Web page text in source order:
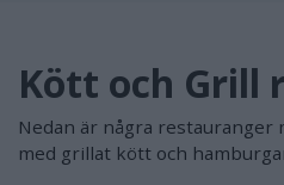
Kött och Grill
Nedan är några
med grillat kött och